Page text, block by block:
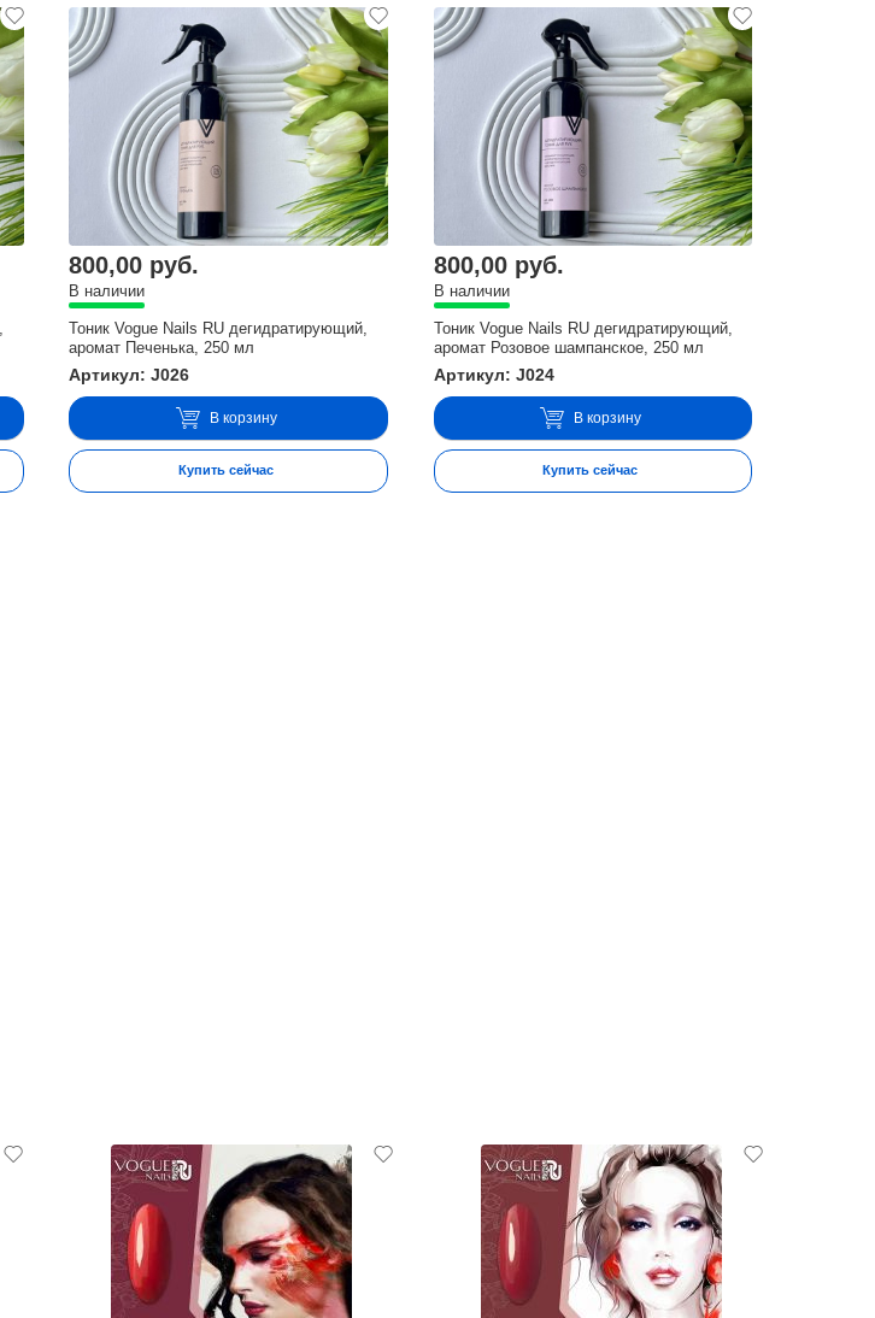
800,00 руб.
В наличии
Тоник Vogue Nails RU дегидратирующий,
аромат Печенька, 250 мл
Артикул: J026
В корзину
Купить сейчас
800,00 руб.
В наличии
Тоник Vogue Nails RU дегидратирующий,
аромат Розовое шампанское, 250 мл
Артикул: J024
В корзину
Купить сейчас